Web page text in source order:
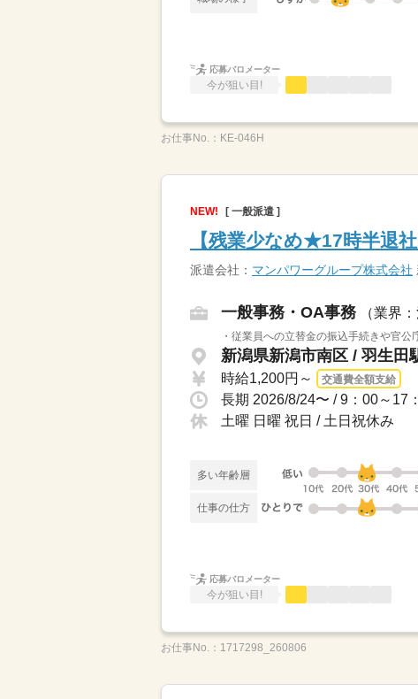
応募バロメーター
今が狙い目!
お仕事No.： KE-046H
NEW! [ 一般派遣 ]
【残業少なめ★17時半退
派遣会社： マンパワーグループ株式会社
一般事務・OA事務 （業界
・従業員への立替金の振込手続きや官
新潟県新潟市南区 / 羽生田
時給1,200円～ 交通費全額支給
長期 2026/8/24〜 / 9：00～17
土曜 日曜 祝日 / 土日祝休み
多い年齢層
仕事の仕方
応募バロメーター
今が狙い目!
お仕事No.： 1717298_260806